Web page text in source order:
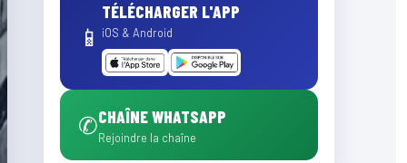
📱
TÉLÉCHARGER L'APP
iOS & Android
✆CHAÎNE WHATSAPP
Rejoindre la chaîne